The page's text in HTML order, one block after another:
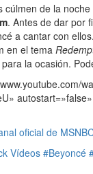
cúlmen de la
. Antes de dar por
a cantar con
en el tema
la ocasión.
oficial de
Vídeos #Beyoncé